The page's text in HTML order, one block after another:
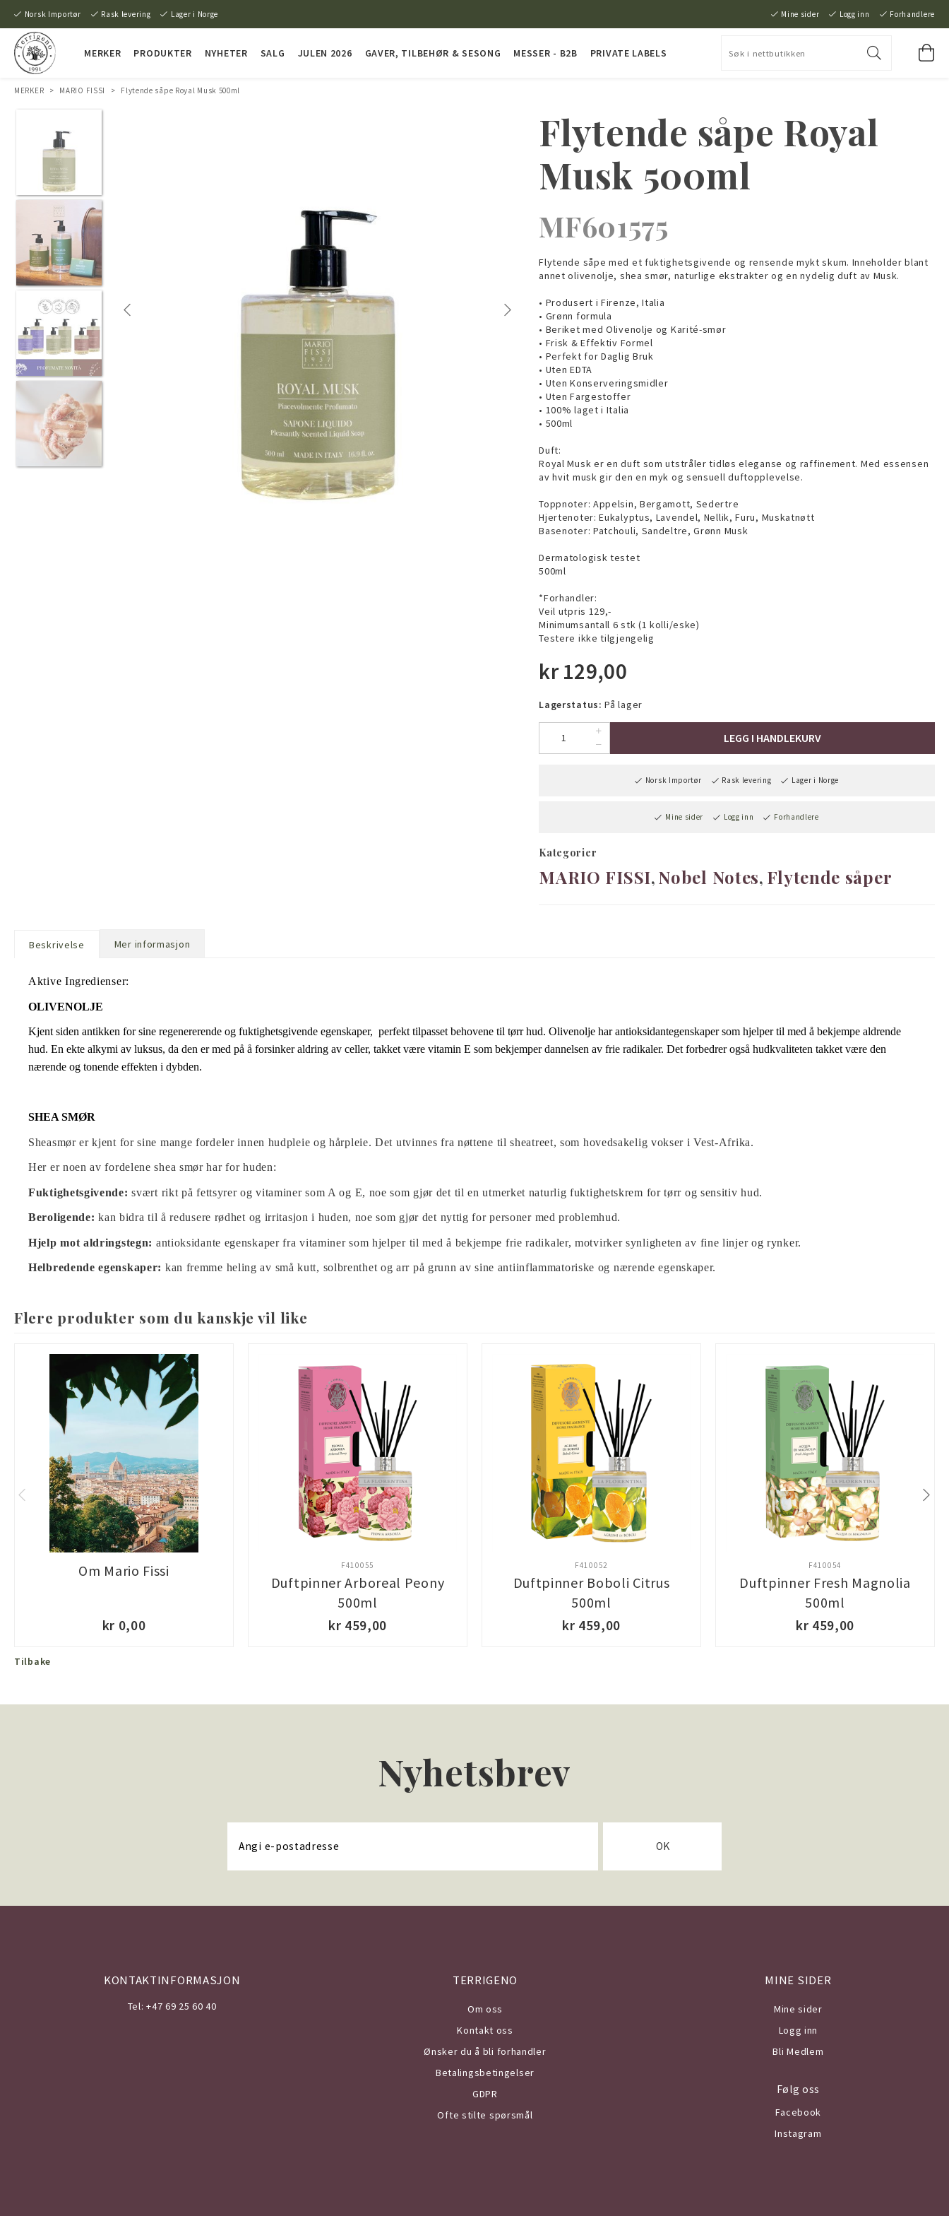
Norsk Importør Rask levering Lager i Norge Mine sider Logg inn Forhandlere
MERKER PRODUKTER NYHETER SALG JULEN 2026 GAVER, TILBEHØR & SESONG MESSER - B2B PRIVATE LABELS
MERKER > MARIO FISSI > Flytende såpe Royal Musk 500ml
Flytende såpe Royal
Musk 500ml
MF601575
Flytende såpe med et fuktighetsgivende og rensende mykt skum. Inneholder blant
annet olivenolje, shea smør, naturlige ekstrakter og en nydelig duft av Musk.
• Produsert i Firenze, Italia
• Grønn formula
• Beriket med Olivenolje og Karité-smør
• Frisk & Effektiv Formel
• Perfekt for Daglig Bruk
• Uten EDTA
• Uten Konserveringsmidler
• Uten Fargestoffer
• 100% laget i Italia
• 500ml
Duft:
Royal Musk er en duft som utstråler tidløs eleganse og raffinement. Med essensen
av hvit musk gir den en myk og sensuell duftopplevelse.
Toppnoter: Appelsin, Bergamott, Sedertre
Hjertenoter: Eukalyptus, Lavendel, Nellik, Furu, Muskatnøtt
Basenoter: Patchouli, Sandeltre, Grønn Musk
Dermatologisk testet
500ml
*Forhandler:
Veil utpris 129,-
Minimumsantall 6 stk (1 kolli/eske)
Testere ikke tilgjengelig
kr129,00
Lagerstatus: På lager
LEGG I HANDLEKURV
Norsk Importør Rask levering Lager i Norge
Mine sider Logg inn Forhandlere
Kategorier
MARIO FISSI Nobel Notes Flytende såper
Beskrivelse Mer informasjon
Aktive Ingredienser:
OLIVENOLJE
Kjent siden antikken for sine regenererende og fuktighetsgivende egenskaper, perfekt tilpasset behovene til tørr hud. Olivenolje har antioksidantegenskaper som hjelper til med å bekjempe aldrende
hud. En ekte alkymi av luksus, da den er med på å forsinker aldring av celler, takket være vitamin E som bekjemper dannelsen av frie radikaler. Det forbedrer også hudkvaliteten takket være den
nærende og tonende effekten i dybden.
SHEA SMØR
Sheasmør er kjent for sine mange fordeler innen hudpleie og hårpleie. Det utvinnes fra nøttene til sheatreet, som hovedsakelig vokser i Vest-Afrika.
Her er noen av fordelene shea smør har for huden:
Fuktighetsgivende: svært rikt på fettsyrer og vitaminer som A og E, noe som gjør det til en utmerket naturlig fuktighetskrem for tørr og sensitiv hud.
Beroligende: kan bidra til å redusere rødhet og irritasjon i huden, noe som gjør det nyttig for personer med problemhud.
Hjelp mot aldringstegn: antioksidante egenskaper fra vitaminer som hjelper til med å bekjempe frie radikaler, motvirker synligheten av fine linjer og rynker.
Helbredende egenskaper: kan fremme heling av små kutt, solbrenthet og arr på grunn av sine antiinflammatoriske og nærende egenskaper.
Flere produkter som du kanskje vil like
Om Mario Fissi
kr 0,00
Duftpinner Arboreal Peony
500ml
F410055
kr 459,00
Duftpinner Boboli Citrus
500ml
F410052
kr 459,00
Duftpinner Fresh Magnolia
500ml
F410054
kr 459,00
Tilbake
Nyhetsbrev
OK
KONTAKTINFORMASJON
Tel: +47 69 25 60 40
TERRIGENO
Om oss
Kontakt oss
Ønsker du å bli forhandler
Betalingsbetingelser
GDPR
Ofte stilte spørsmål
MINE SIDER
Mine sider
Logg inn
Bli Medlem
Følg oss
Facebook
Instagram